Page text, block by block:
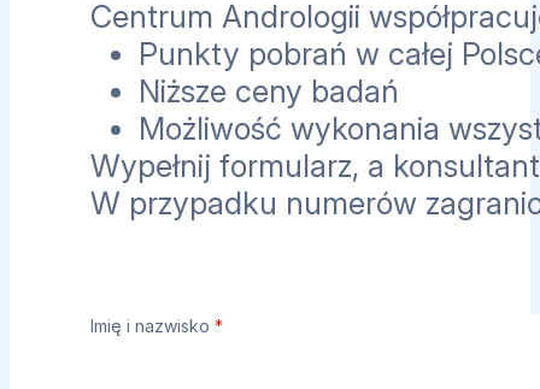
Centrum Andrologii
Punkty pobrań w całej
Niższe ceny badań
Możliwość wykonania
Wypełnij formularz, a
W przypadku numerów
Imię i nazwisko*